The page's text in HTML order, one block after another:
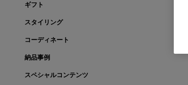
ギフト
スタイリング
コーディネート
納品事例
スペシャルコンテンツ